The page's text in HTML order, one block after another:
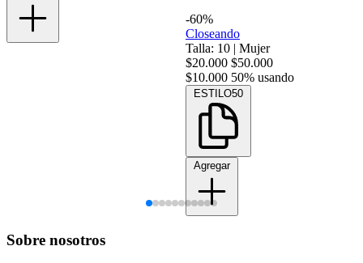
-60%
Closeando
Talla: 10 | Mujer
$20.000 $50.000
$10.000 50% usando
ESTILO50
Agregar
Sobre nosotros